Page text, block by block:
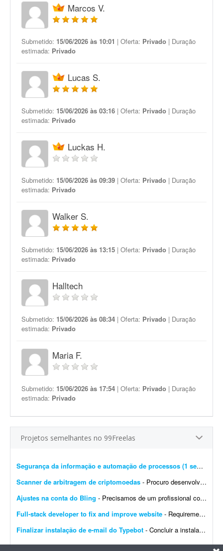
Marcos V.
Submetido: 15/06/2026 às 10:01 | Oferta: Privado | Duração
estimada: Privado
Lucas S.
Submetido: 15/06/2026 às 03:16 | Oferta: Privado | Duração
estimada: Privado
Luckas H.
Submetido: 15/06/2026 às 09:39 | Oferta: Privado | Duração
estimada: Privado
Walker S.
Submetido: 15/06/2026 às 13:15 | Oferta: Privado | Duração
estimada: Privado
Halltech
Submetido: 15/06/2026 às 08:34 | Oferta: Privado | Duração
estimada: Privado
Maria F.
Submetido: 15/06/2026 às 17:54 | Oferta: Privado | Duração
estimada: Privado
Projetos semelhantes no 99Freelas
Segurança da informação e automação de processos (1 semana)
Scanner de arbitragem de criptomoedas - Procuro desenvolvedor full stack para criar uma plataforma profissional e scanner de arbitragem de criptomoedas, semelhante às principais soluções internacionais do mercado, po...
Ajustes na conta do Bling - Precisamos de um profissional com experiência em e-commerce e em configurações no Bling. Atualmente temos a conta de um cliente integrada com loja própria, Mercado Livre,...
Full-stack developer to fix and improve website - Requirements: - Basic to intermediate full-stack development skills - Experience with front-end and back-end web development - Ability to troubleshoot bugs and make small improvements - Good commu...
Finalizar instalação de e-mail do Typebot - Concluir a instalação de e-mail do Typebot. Configurar SMTP, validar o envio de mensagens e integrar a funcionalidade com a instância atual. Entregar documentação ...